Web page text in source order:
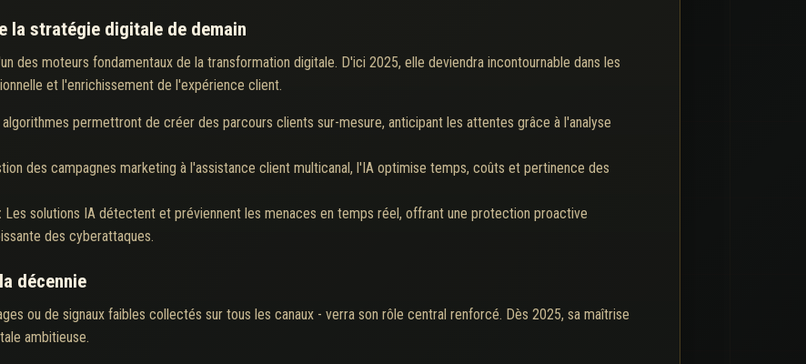
stratégie digitale de demain
des moteurs fondamentaux de la transformation digitale. D'ici 2025, elle deviendra incontournable dans les
et l'enrichissement de l'expérience client.
algorithmes permettront de créer des parcours clients sur-mesure, anticipant les attentes grâce à l'analyse
des campagnes marketing à l'assistance client multicanal, l'IA optimise temps, coûts et pertinence des
Les solutions IA détectent et préviennent les menaces en temps réel, offrant une protection proactive
des cyberattaques.
décennie
ou de signaux faibles collectés sur tous les canaux - verra son rôle central renforcé. Dès 2025, sa maîtrise
ambitieuse.